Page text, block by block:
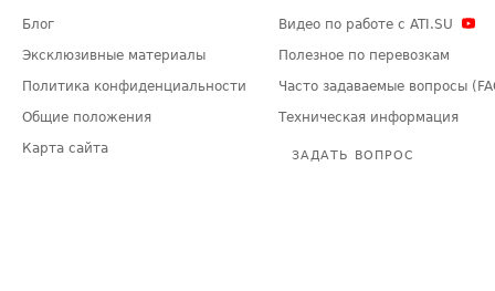
Блог
Эксклюзивные материалы
Политика конфиденциальности
Общие положения
Карта сайта
Видео по работе с ATI.SU
Полезное по перевозкам
Часто задаваемые вопросы
Техническая информация
ЗАДАТЬ ВОПРОС